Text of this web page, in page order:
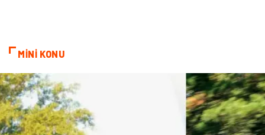
Bakım
Sağlık Haberleri
MİNİ KONU